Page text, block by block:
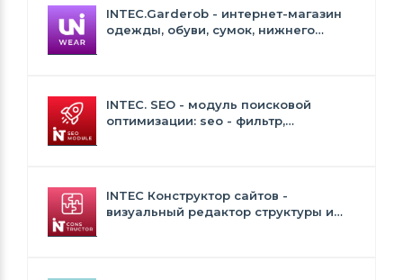
INTEC.Garderob - интернет-магазин
одежды, обуви, сумок, нижнего
INTEC. SEO - модуль поисковой
оптимизации: seo - фильтр,
INTEC Конструктор сайтов -
визуальный редактор структуры и